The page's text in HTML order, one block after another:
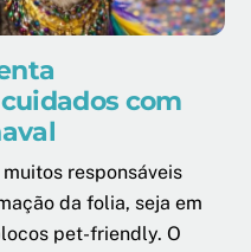
com
responsáveis
da folia, seja em
pet-friendly. O